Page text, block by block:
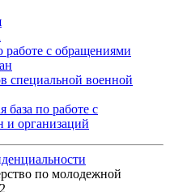
работе с обращениями
специальной военной
база по работе с
и организаций
по молодежной